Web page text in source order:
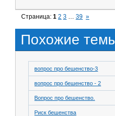
Страница:1 2 3 … 39 »
Похожие
вопрос про бешенство-3
вопрос про бешенство - 2
Вопрос про бешенство.
Риск бешенства